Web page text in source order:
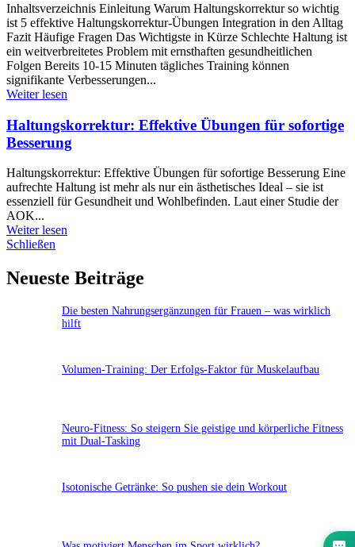
Inhaltsverzeichnis Einleitung Warum Haltungskorrektur so wichtig
ist 5 effektive Haltungskorrektur-Übungen Integration in den Alltag
Fazit Häufige Fragen Das Wichtigste in Kürze Schlechte Haltung ist
ein weitverbreitetes Problem mit ernsthaften gesundheitlichen
Folgen Bereits 10-15 Minuten tägliches Training können
signifikante Verbesserungen...
Weiter lesen
Haltungskorrektur: Effektive Übungen für sofortige
Besserung
Haltungskorrektur: Effektive Übungen für sofortige Besserung Eine
aufrechte Haltung ist mehr als nur ein ästhetisches Ideal – sie ist
essenziell für Gesundheit und Wohlbefinden. Laut einer Studie der
AOK...
Weiter lesen
Schließen
Neueste Beiträge
Die besten Nahrungsergänzungen für Frauen – was wirklich
hilft
Volumen-Training: Der Erfolgs-Faktor für Muskelaufbau
Neuro-Fitness: So steigern Sie geistige und körperliche Fitness
mit Dual-Tasking
Isotonische Getränke: So pushen sie dein Workout